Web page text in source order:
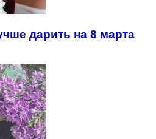
дарить на 8 марта